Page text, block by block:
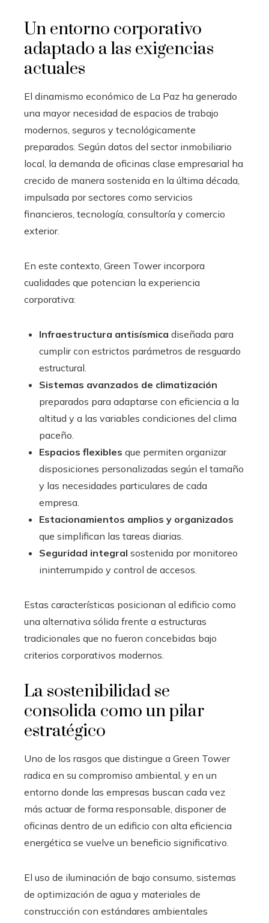
Un entorno corporativo
adaptado a las exigencias
actuales
El dinamismo económico de La Paz ha generado
una mayor necesidad de espacios de trabajo
modernos, seguros y tecnológicamente
preparados. Según datos del sector inmobiliario
local, la demanda de oficinas clase empresarial ha
crecido de manera sostenida en la última década,
impulsada por sectores como servicios
financieros, tecnología, consultoría y comercio
exterior.
En este contexto, Green Tower incorpora
cualidades que potencian la experiencia
corporativa:
Infraestructura antisísmica diseñada para
cumplir con estrictos parámetros de resguardo
estructural.
Sistemas avanzados de climatización
preparados para adaptarse con eficiencia a la
altitud y a las variables condiciones del clima
paceño.
Espacios flexibles que permiten organizar
disposiciones personalizadas según el tamaño
y las necesidades particulares de cada
empresa.
Estacionamientos amplios y organizados
que simplifican las tareas diarias.
Seguridad integral sostenida por monitoreo
ininterrumpido y control de accesos.
Estas características posicionan al edificio como
una alternativa sólida frente a estructuras
tradicionales que no fueron concebidas bajo
criterios corporativos modernos.
La sostenibilidad se
consolida como un pilar
estratégico
Uno de los rasgos que distingue a Green Tower
radica en su compromiso ambiental, y en un
entorno donde las empresas buscan cada vez
más actuar de forma responsable, disponer de
oficinas dentro de un edificio con alta eficiencia
energética se vuelve un beneficio significativo.
El uso de iluminación de bajo consumo, sistemas
de optimización de agua y materiales de
construcción con estándares ambientales